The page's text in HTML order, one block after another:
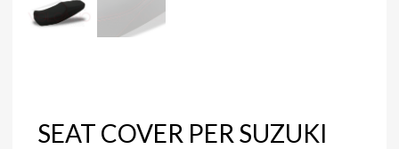
SEAT COVER PER SUZUKI